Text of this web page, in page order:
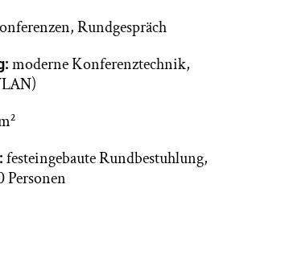
Rundgespräch
moderne Konferenztechnik,
festeingebaute Rundbestuhlung,
Personen